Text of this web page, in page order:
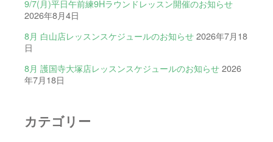
9/7(月)平日午前練9Hラウンドレッスン開催のお知らせ
2026年8月4日
8月 白山店レッスンスケジュールのお知らせ 2026年7月18
日
8月 護国寺大塚店レッスンスケジュールのお知らせ 2026
年7月18日
カテゴリー